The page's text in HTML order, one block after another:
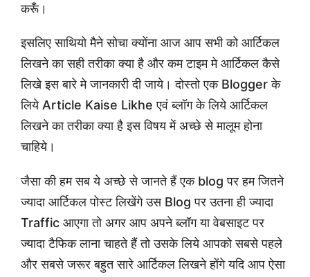
करूँ।
इसलिए साथियो मैने सोचा क्योंना आज आप सभी को आर्टिकल
लिखने का सही तरीका क्या है और कम टाइम मे आर्टिकल कैसे
लिखे इस बारे मे जानकारी दी जाये। दोस्तो एक Blogger के
लिये Article Kaise Likhe एवं ब्लॉग के लिये आर्टिकल
लिखने का तरीका क्या है इस विषय में अच्छे से मालूम होना
चाहिये।
जैसा की हम सब ये अच्छे से जानते हैं एक blog पर हम जितने
ज्यादा आर्टिकल पोस्ट लिखेंगे उस Blog पर उतना ही ज्यादा
Traffic आएगा तो अगर आप अपने ब्लॉग या वेबसाइट पर
ज्यादा टैफिक लाना चाहते हैं तो उसके लिये आपको सबसे पहले
और सबसे जरूर बहुत सारे आर्टिकल लिखने होंगे यदि आप ऐसा